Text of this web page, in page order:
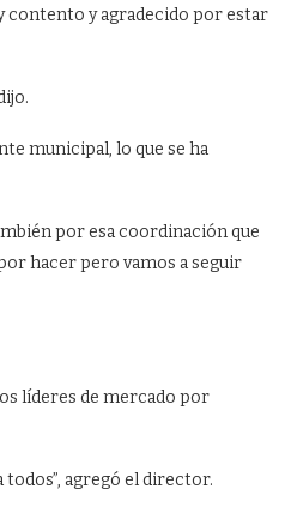
contento y agradecido por estar
municipal, lo que se ha
por esa coordinación que
hacer pero vamos a seguir
líderes de mercado por
agregó el director.